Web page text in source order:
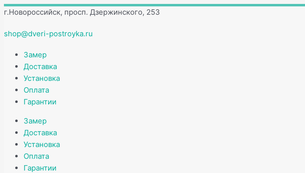
Перейти
к
содержимому
г.Новороссийск, просп. Дзержинского, 253
shop@dveri-postroyka.ru
Замер
Доставка
Установка
Оплата
Гарантии
Замер
Доставка
Установка
Оплата
Гарантии
Количество
товара
Петля
Medio
4*3*2,5
4BB
CHP
ф/
г
белый/
золото
с
короной